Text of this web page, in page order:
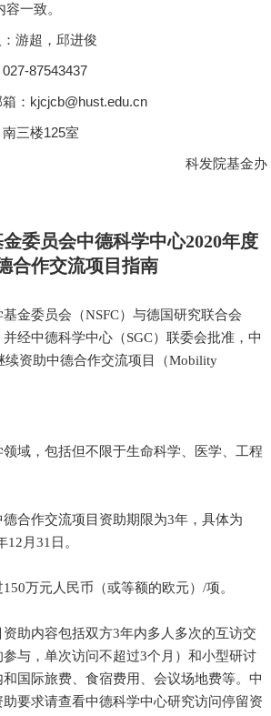
一致。
：游超，邱进俊
027-87543437
： kjcjcb@hust.edu.cn
三楼125室
科发院基金办
委员会中德科学中心2020年度
合作交流项目指南
委员会（NSFC）与德国研究联合会
并经中德科学中心（SGC）联委会批准，中
续资助中德合作交流项目（Mobility
，包括但不限于生命科学、医学、工程
作交流项目资助期限为3年，具体为
12月31日。
万元人民币（或等额的欧元）/项。
内容包括双方3年内多人多次的互访交
与，单次访问不超过3个月）和小型研讨
国际旅费、食宿费用、会议场地费等。中
要求请查看中德科学中心研究访问停留资